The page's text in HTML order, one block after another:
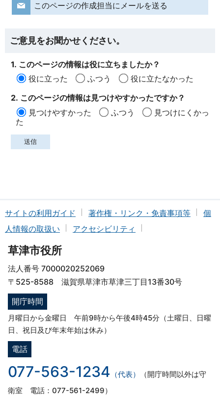
このページの作成担当にメールを送る
ご意見をお聞かせください。
1. このページの情報は役に立ちましたか？
役に立った
ふつう
役に立たなかった
2. このページの情報は見つけやすかったですか？
見つけやすかった
ふつう
見つけにくかっ
た
サイトの利用ガイド 著作権・リンク・免責事項等
個
人情報の取扱い
アクセシビリティ
草津市役所
法人番号 7000020252069
〒525-8588 滋賀県草津市草津三丁目13番30号
開庁時間
月曜日から金曜日 午前9時から午後4時45分（土曜日、日曜
日、祝日及び年末年始は休み）
電話
077-563-1234 （代表）
（開庁時間以外は守
衛室 電話：077-561-2499）